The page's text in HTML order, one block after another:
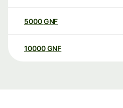
5000GNF
10000 GNF